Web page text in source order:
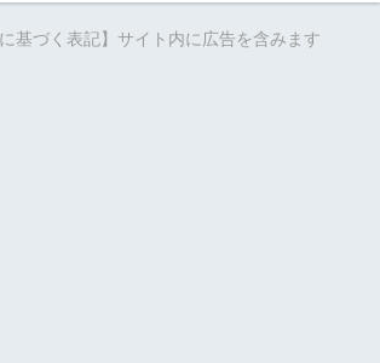
に基づく表記】サイト内に広告を含みます